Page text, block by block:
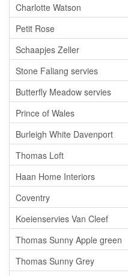
Charlotte Watson
Petit Rose
Schaapjes Zeller
Stone Faliang servies
Butterfly Meadow servies
Prince of Wales
Burleigh White Davenport
Thomas Loft
Haan Home Interiors
Coventry
Koeienservies Van Cleef
Thomas Sunny Apple green
Thomas Sunny Grey